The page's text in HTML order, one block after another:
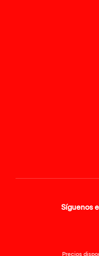
Síguenos
Precios